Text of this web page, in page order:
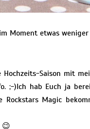
Moment etwas
Saison mit
;-)Ich hab Euch ja
Magic
😉